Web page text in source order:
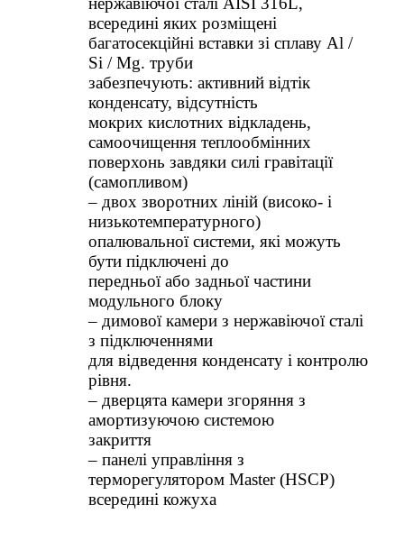
всередині яких розміщені
багатосекційні вставки зі сплаву Al /
Si / Mg. труби
забезпечують: активний відтік
конденсату, відсутність
мокрих кислотних відкладень,
самоочищення теплообмінних
поверхонь завдяки силі гравітації
(самопливом)
– двох зворотних ліній (високо- і
низькотемпературного)
опалювальної системи, які можуть
бути підключені до
передньої або задньої частини
модульного блоку
– димової камери з нержавіючої сталі
з підключеннями
для відведення конденсату і контролю
рівня.
– дверцята камери згоряння з
амортизуючою системою
закриття
– панелі управління з
терморегулятором Master (HSCP)
всередині кожуха